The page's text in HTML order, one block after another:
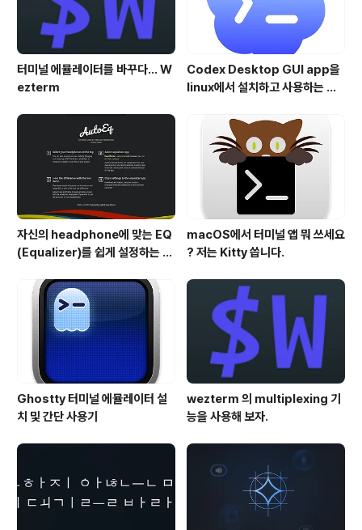
터미널 에뮬레이터를 바꾸다... W
ezterm
Codex Desktop GUI app을
linux에서 설치하고 사용하는 방
자신의 headphone에 맞는 EQ
(Equalizer)를 쉽게 설정하는 방
macOS에서 터미널 앱 뭐 쓰세요
? 저는 Kitty 씁니다.
Ghostty 터미널 에뮬레이터 설
치 및 간단 사용기
wezterm 의 multiplexing 기
능을 사용해 보자.